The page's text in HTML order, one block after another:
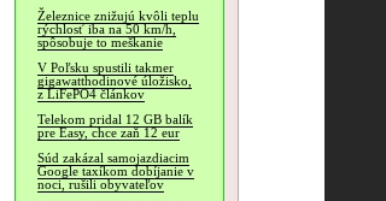
Železnice znižujú kvôli teplu
rýchlosť iba na 50 km/h,
spôsobuje to meškanie
V Poľsku spustili takmer
gigawatthodinové úložisko,
z LiFePO4 článkov
Telekom pridal 12 GB balík
pre Easy, chce zaň 12 eur
Súd zakázal samojazdiacim
Google taxíkom dobíjanie v
noci, rušili obyvateľov